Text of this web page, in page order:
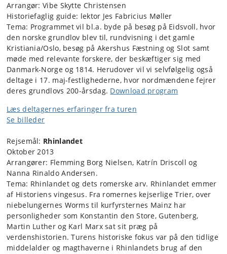
Arrangør: Vibe Skytte Christensen
Historiefaglig guide: lektor Jes Fabricius Møller
Tema: Programmet vil bl.a. byde på besøg på Eidsvoll, hvor
den norske grundlov blev til, rundvisning i det gamle
Kristiania/Oslo, besøg på Akershus Fæstning og Slot samt
møde med relevante forskere, der beskæftiger sig med
Danmark-Norge og 1814. Herudover vil vi selvfølgelig også
deltage i 17. maj-festlighederne, hvor nordmændene fejrer
deres grundlovs 200-årsdag. Download program
Læs deltagernes erfaringer fra turen
Se billeder
Rejsemål: Rhinlandet
Oktober 2013
Arrangører: Flemming Borg Nielsen, Katrín Driscoll og
Nanna Rinaldo Andersen.
Tema: Rhinlandet og dets romerske arv. Rhinlandet emmer
af Historiens vingesus. Fra romernes kejserlige Trier, over
niebelungernes Worms til kurfyrsternes Mainz har
personligheder som Konstantin den Store, Gutenberg,
Martin Luther og Karl Marx sat sit præg på
verdenshistorien. Turens historiske fokus var på den tidlige
middelalder og magthaverne i Rhinlandets brug af den